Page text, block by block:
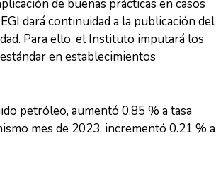
de buenas prácticas en casos
dará continuidad a la publicación del
Para ello, el Instituto imputará los
en establecimientos
petróleo, aumentó 0.85 % a tasa
mes de 2023, incrementó 0.21 % a